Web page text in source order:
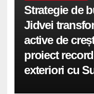
Strategie de
Jidvei
active de
proiect
exteriori cu